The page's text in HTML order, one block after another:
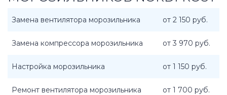
Замена вентилятора морозильника от 2 150 руб.
Замена компрессора морозильника от 3 970 руб.
Настройка морозильника от 1 150 руб.
Ремонт вентилятора морозильника от 1 700 руб.